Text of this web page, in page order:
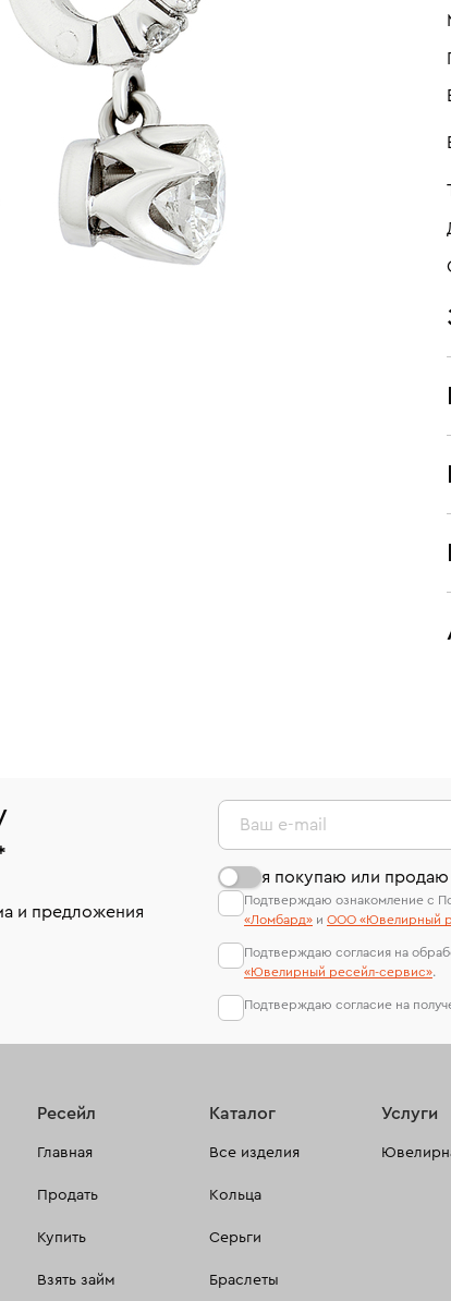
и предложения
Ваш e-mail
я покупаю или
Подтверждаю ознакомление с
«Ломбард» и ООО «Ювелирный
Подтверждаю согласия на
«Ювелирный ресейл-сервиc».
Подтверждаю согласие на
Ресейл
Главная
Продать
Купить
Взять займ
Каталог
Все изделия
Кольца
Серьги
Браслеты
Услуги